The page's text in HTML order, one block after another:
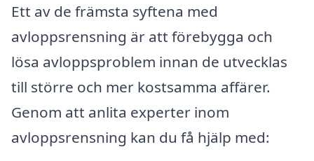
Ett av de främsta syftena med
avloppsrensning är att förebygga och
lösa avloppsproblem innan de utvecklas
till större och mer kostsamma affärer.
Genom att anlita experter inom
avloppsrensning kan du få hjälp med: